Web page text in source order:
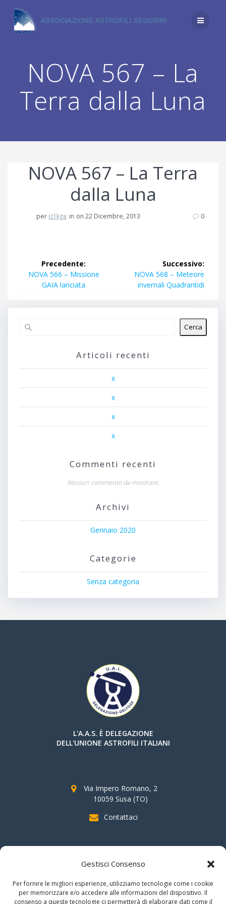
Gestisci Consenso
Per fornire le migliori esperienze, utilizziamo tecnologie come i cookie
per memorizzare e/o accedere alle informazioni del dispositivo. Il
consenso a queste tecnologie ci permetterà di elaborare dati come il
contenuto
NOVA 567 – La
Terra dalla Luna
NOVA 567 – La Terra
dalla Luna
per iz1kga in on 22 Dicembre, 2013 0
Navigazione
articoli
Precedente:
Articolo
precedente:
NOVA 566 – Missione
GAIA lanciata
Successivo:
Articolo
successivo:
NOVA 568 – Meteore
invernali Quadrantidi
Cerca
Articoli recenti
x
x
x
x
Commenti recenti
Nessun commento da mostrare.
Archivi
Gennaio 2020
Categorie
Senza categoria
L'A.A.S. È DELEGAZIONE
DELL'UNIONE ASTROFILI ITALIANI
Via Impero Romano, 2
10059 Susa (TO)
Contattaci
SOSTIENI AAS
indicando il
C.F. 96020930010
nella dichiarazione dei redditi e
firmando per la destinazione del"cinque per mille".